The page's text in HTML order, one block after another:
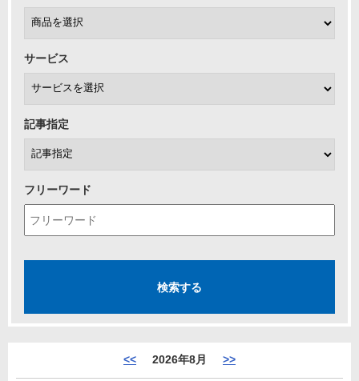
サービス
記事指定
フリーワード
<< 2026年8月 >>